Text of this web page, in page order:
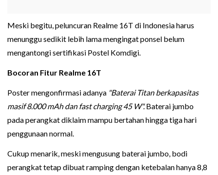
Meski begitu, peluncuran Realme 16T di Indonesia harus
menunggu sedikit lebih lama mengingat ponsel belum
mengantongi sertifikasi Postel Komdigi.
Bocoran Fitur Realme 16T
Poster mengonfirmasi adanya "Baterai Titan berkapasitas
masif 8.000 mAh dan fast charging 45 W".Baterai jumbo
pada perangkat diklaim mampu bertahan hingga tiga hari
penggunaan normal.
Cukup menarik, meski mengusung baterai jumbo, bodi
perangkat tetap dibuat ramping dengan ketebalan hanya 8,8